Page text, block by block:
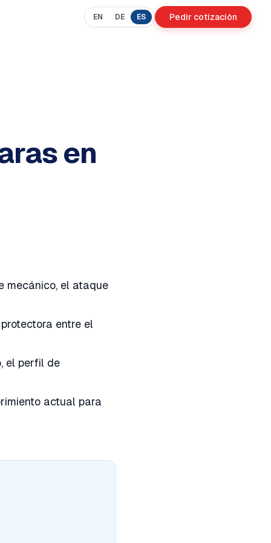
EN DE ES Pedir cotización
en
mecánico, el ataque
entre el
el perfil de
actual para